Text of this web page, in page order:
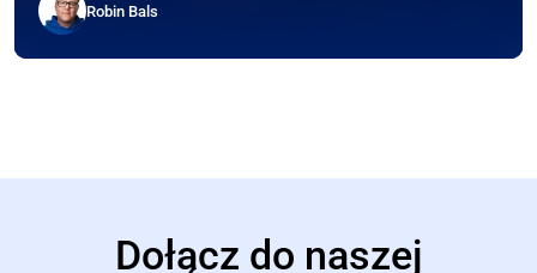
Robin Bals
Dołącz do naszej